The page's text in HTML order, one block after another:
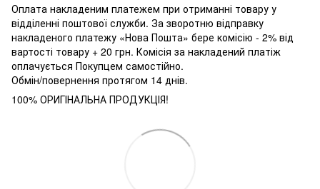
Оплата накладеним платежем при отриманні товару у
відділенні поштової служби. За зворотню відправку
накладеного платежу «Нова Пошта» бере комісію - 2% від
вартості товару + 20 грн. Комісія за накладений платіж
оплачується Покупцем самостійно.
Обмін/повернення протягом 14 днів.
100% ОРИГІНАЛЬНА ПРОДУКЦІЯ!